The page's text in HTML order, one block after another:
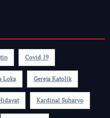
Covid 19
Loka Gereja Katolik
Kardinal Suharyo